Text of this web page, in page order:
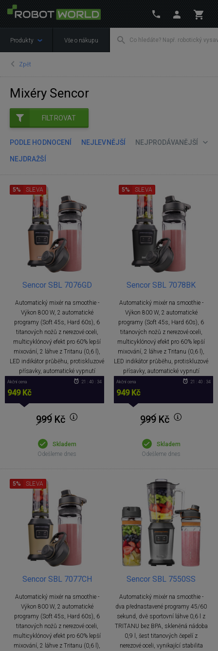
Produkty Vše o nákupu
Zpět
Mixéry Sencor
FILTROVAT
PODLE HODNOCENÍ NEJLEVNĚJŠÍ NEJPRODÁVANĚJŠÍ
NEJDRAŽŠÍ
Sencor SBL 7076GD
Automatický mixér na smoothie -
Výkon 800 W, 2 automatické
programy (Soft 45s, Hard 60s), 6
titanových nožů z nerezové oceli,
multicyklónový efekt pro 60% lepší
mixování, 2 láhve z Tritanu (0,6 l),
LED indikátor průběhu, protiskluzové
přísavky, automatické vypnutí
5% SLEVA
Akční cena
949 Kč
21 : 40 : 34
999 Kč
Skladem
Odešleme dnes
Sencor SBL 7078BK
Automatický mixér na smoothie -
Výkon 800 W, 2 automatické
programy (Soft 45s, Hard 60s), 6
titanových nožů z nerezové oceli,
multicyklónový efekt pro 60% lepší
mixování, 2 láhve z Tritanu (0,6 l),
LED indikátor průběhu, protiskluzové
přísavky, automatické vypnutí
5% SLEVA
Akční cena
949 Kč
21 : 40 : 34
999 Kč
Skladem
Odešleme dnes
Sencor SBL 7077CH
Automatický mixér na smoothie -
Výkon 800 W, 2 automatické
programy (Soft 45s, Hard 60s), 6
titanových nožů z nerezové oceli,
multicyklónový efekt pro 60% lepší
mixování, 2 láhve z Tritanu (0,6 l),
5% SLEVA
Sencor SBL 7550SS
Automatický mixér na smoothie -
dva přednastavené programy 45/60
sekund, dvě sportovní láhve 0,6 l z
TRITANU bez BPA, skleněná nádoba
0,9 l, šest titanových čepelí z
nerezové oceli, vynikající stabilita